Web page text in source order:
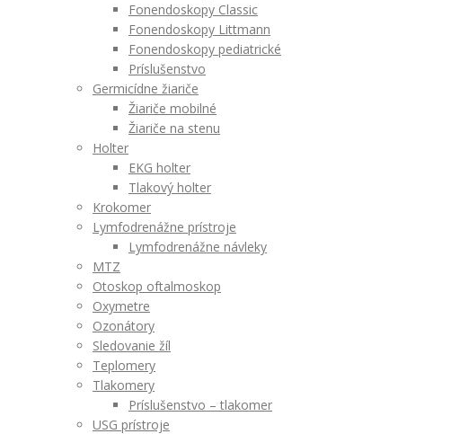
Fonendoskopy Classic
Fonendoskopy Littmann
Fonendoskopy pediatrické
Príslušenstvo
Germicídne žiariče
Žiariče mobilné
Žiariče na stenu
Holter
EKG holter
Tlakový holter
Krokomer
Lymfodrenážne prístroje
Lymfodrenážne návleky
MTZ
Otoskop oftalmoskop
Oxymetre
Ozonátory
Sledovanie žíl
Teplomery
Tlakomery
Príslušenstvo – tlakomer
USG prístroje